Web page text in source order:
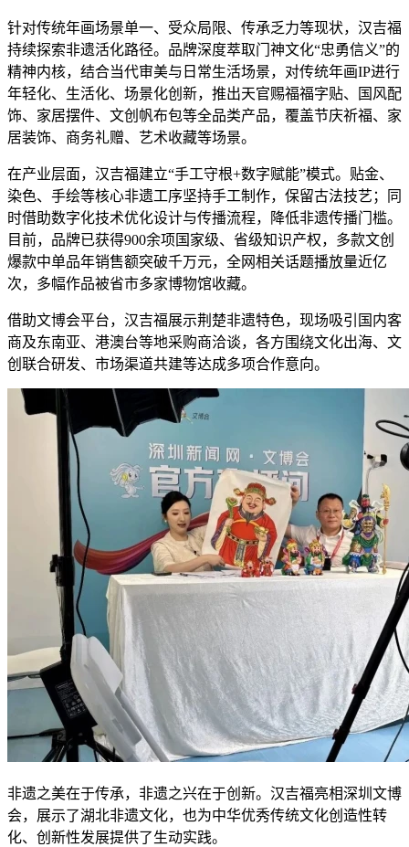
针对传统年画场景单一、受众局限、传承乏力等现状，汉吉福
持续探索非遗活化路径。品牌深度萃取门神文化“忠勇信义”的
精神内核，结合当代审美与日常生活场景，对传统年画IP进行
年轻化、生活化、场景化创新，推出天官赐福福字贴、国风配
饰、家居摆件、文创帆布包等全品类产品，覆盖节庆祈福、家
居装饰、商务礼赠、艺术收藏等场景。
在产业层面，汉吉福建立“手工守根+数字赋能”模式。贴金、
染色、手绘等核心非遗工序坚持手工制作，保留古法技艺；同
时借助数字化技术优化设计与传播流程，降低非遗传播门槛。
目前，品牌已获得900余项国家级、省级知识产权，多款文创
爆款中单品年销售额突破千万元，全网相关话题播放量近亿
次，多幅作品被省市多家博物馆收藏。
借助文博会平台，汉吉福展示荆楚非遗特色，现场吸引国内客
商及东南亚、港澳台等地采购商洽谈，各方围绕文化出海、文
创联合研发、市场渠道共建等达成多项合作意向。
非遗之美在于传承，非遗之兴在于创新。汉吉福亮相深圳文博
会，展示了湖北非遗文化，也为中华优秀传统文化创造性转
化、创新性发展提供了生动实践。